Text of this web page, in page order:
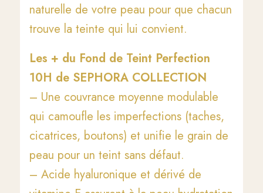
naturelle de votre peau pour que chacun
trouve la teinte qui lui convient.
Les + du Fond de Teint Perfection
10H de SEPHORA COLLECTION
– Une couvrance moyenne modulable
qui camoufle les imperfections (taches,
cicatrices, boutons) et unifie le grain de
peau pour un teint sans défaut.
– Acide hyaluronique et dérivé de